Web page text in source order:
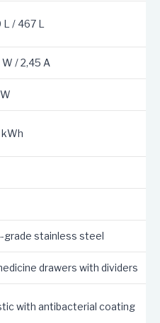
hel dør
glassdør
/ 467 L
/ 2,45 A
grade stainless steel
drawers with dividers
with antibacterial coating